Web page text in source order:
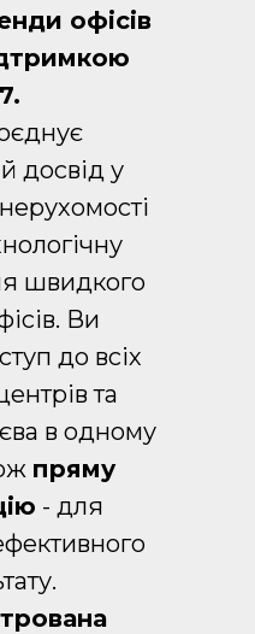
офісів
досвід у
швидкого
Ви
до всіх
та
в одному
пряму
- для